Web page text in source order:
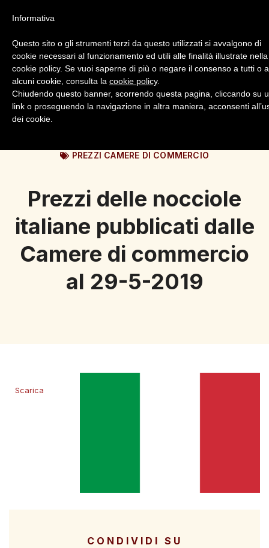
Login Registrazione
PREZZI CAMERE DI COMMERCIO
Prezzi delle nocciole
italiane pubblicati dalle
Camere di commercio
al 29-5-2019
Scarica
CONDIVIDI SU
Informativa
Questo sito o gli strumenti terzi da questo utilizzati si avvalgono di
cookie necessari al funzionamento ed utili alle finalità illustrate nella
cookie policy. Se vuoi saperne di più o negare il consenso a tutti o
alcuni cookie, consulta la cookie policy.
Chiudendo questo banner, scorrendo questa pagina, cliccando su
link o proseguendo la navigazione in altra maniera, acconsenti
dei cookie.